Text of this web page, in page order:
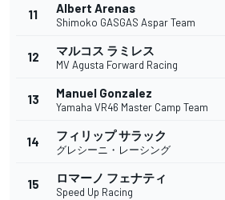
11 Albert Arenas
Shimoko GASGAS Aspar Team
12 マルコス ラミレス
MV Agusta Forward Racing
13 Manuel Gonzalez
Yamaha VR46 Master Camp Team
14 フィリップ サラック
グレシーニ・レーシング
15 ロマーノ フェナティ
Speed Up Racing